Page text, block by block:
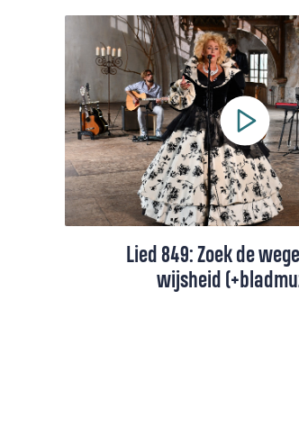
Lied 689 uit het Liedboek,
Francis van
Lied 849: Zoek de
wijsheid